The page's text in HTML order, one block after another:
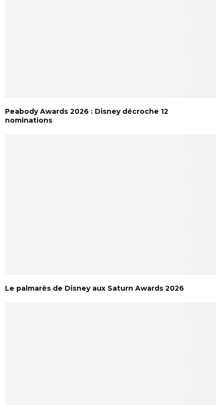
Peabody Awards 2026 : Disney décroche 12
nominations
Le palmarès de Disney aux Saturn Awards 2026